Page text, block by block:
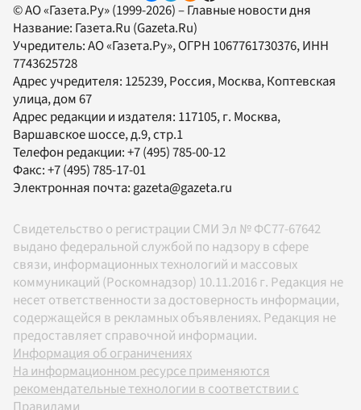
© АО «Газета.Ру» (1999-2026) – Главные новости дня
Название: Газета.Ru (Gazeta.Ru)
Учредитель:АО «Газета.Ру», ОГРН 1067761730376, ИНН
7743625728
Адрес учредителя: 125239, Россия, Москва, Коптевская
улица, дом 67
Адрес редакции и издателя: 117105, г. Москва,
Варшавское шоссе, д.9, стр.1
Телефон редакции:+7 (495) 785-00-12
Факс:+7 (495) 785-17-01
Электронная почта:gazeta@gazeta.ru
Свидетельство о регистрации СМИ Эл № ФС77-67642
выдано федеральной службой по надзору в сфере
связи, информационных технологий и массовых
коммуникаций (Роскомнадзор) 10.11.2016 г. Редакция не
несет ответственности за достоверность информации,
содержащейся в рекламных объявлениях. Редакция не
предоставляет справочной информации.
Информация об ограничениях
На информационном ресурсе применяются
рекомендательные технологии в соответствии с